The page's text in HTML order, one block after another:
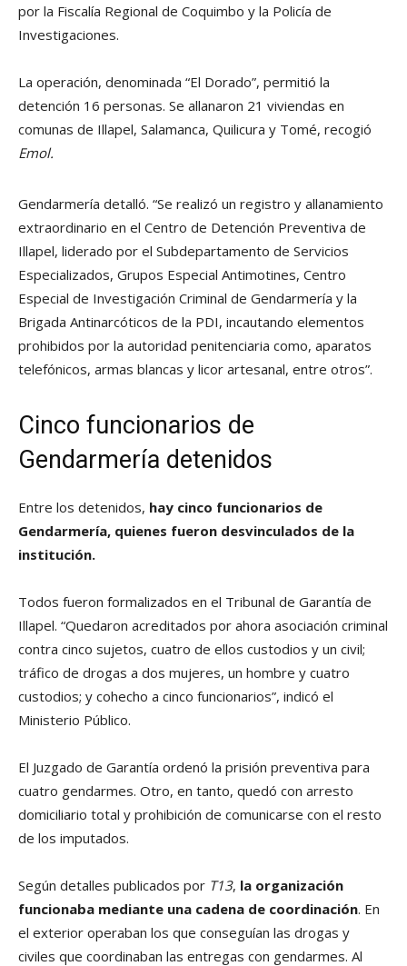
por la Fiscalía Regional de Coquimbo y la Policía de
Investigaciones.
La operación, denominada “El Dorado”, permitió la
detención 16 personas. Se allanaron 21 viviendas en
comunas de Illapel, Salamanca, Quilicura y Tomé, recogió
Emol.
Gendarmería detalló. “Se realizó un registro y allanamiento
extraordinario en el Centro de Detención Preventiva de
Illapel, liderado por el Subdepartamento de Servicios
Especializados, Grupos Especial Antimotines, Centro
Especial de Investigación Criminal de Gendarmería y la
Brigada Antinarcóticos de la PDI, incautando elementos
prohibidos por la autoridad penitenciaria como, aparatos
telefónicos, armas blancas y licor artesanal, entre otros”.
Cinco funcionarios de
Gendarmería detenidos
Entre los detenidos, hay cinco funcionarios de
Gendarmería, quienes fueron desvinculados de la
institución.
Todos fueron formalizados en el Tribunal de Garantía de
Illapel. “Quedaron acreditados por ahora asociación criminal
contra cinco sujetos, cuatro de ellos custodios y un civil;
tráfico de drogas a dos mujeres, un hombre y cuatro
custodios; y cohecho a cinco funcionarios”, indicó el
Ministerio Público.
El Juzgado de Garantía ordenó la prisión preventiva para
cuatro gendarmes. Otro, en tanto, quedó con arresto
domiciliario total y prohibición de comunicarse con el resto
de los imputados.
Según detalles publicados por T13, la organización
funcionaba mediante una cadena de coordinación. En
el exterior operaban los que conseguían las drogas y
civiles que coordinaban las entregas con gendarmes. Al